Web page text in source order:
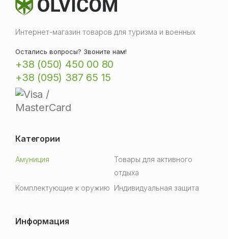
Интернет-магазин товаров для туризма и военных
Остались вопросы? Звоните нам!
+38 (050) 450 00 80
+38 (095) 387 65 15
Категории
Амуниция
Товары для активного
отдыха
Комплектующие к оружию Индивидуальная защита
Информация